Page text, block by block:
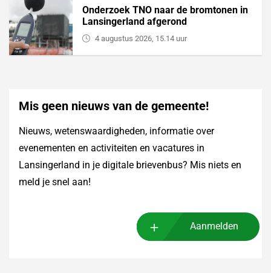
Onderzoek TNO naar de bromtonen in
Lansingerland afgerond
4 augustus 2026, 15.14 uur
Mis geen nieuws van de gemeente!
Nieuws, wetenswaardigheden, informatie over
evenementen en activiteiten en vacatures in
Lansingerland in je digitale brievenbus? Mis niets en
meld je snel aan!
Aanmelden